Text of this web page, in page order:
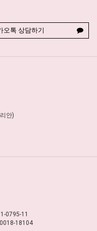
오톡 상담하기
안)
0795-11
18104